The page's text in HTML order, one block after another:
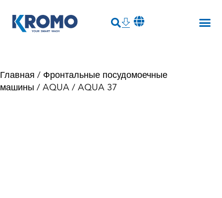
Главная / Фронтальные посудомоечные
машины / AQUA / AQUA 37